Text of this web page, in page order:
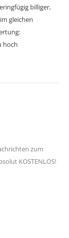
billiger,
gleichen
hoch
zum
KOSTENLOS!